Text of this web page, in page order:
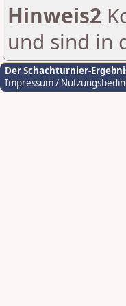
Hinweis2
und sind in
Der Schachturnier-
Impressum /